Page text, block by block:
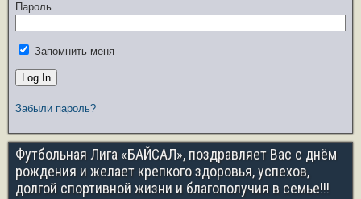
Пароль
Запомнить меня
Забыли пароль?
Футбольная Лига «БАЙСАЛ», поздравляет Вас с днём
рождения и желает крепкого здоровья, успехов,
долгой спортивной жизни и благополучия в семье!!!